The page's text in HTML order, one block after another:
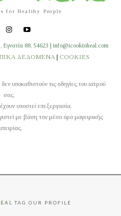
for Healthy People
88, 54623 | info@icooktoheal.com
ΔΕΔΟΜΕΝΑ | COOKIES
υποκαθιστούν τις οδηγίες του ιατρού
σας.
υποστεί επεξεργασία.
με βάση τον μέσο όρο μαγειρικής
TAG OUR PROFILE